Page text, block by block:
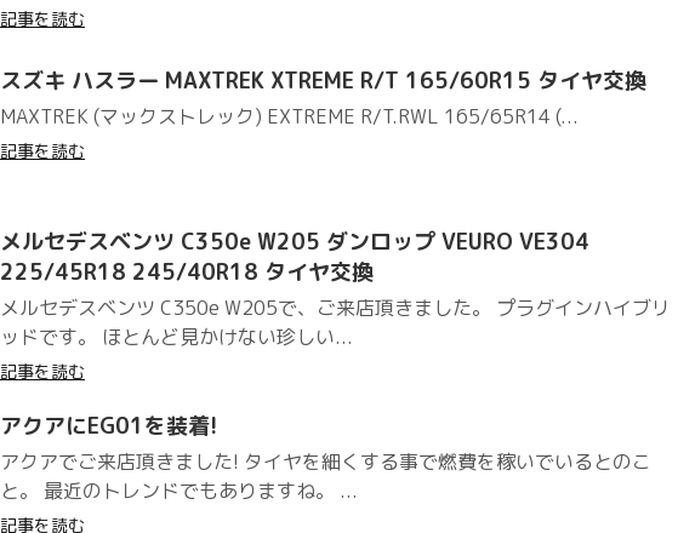
記事を読む
スズキ ハスラー MAXTREK XTREME R/T 165/60R15 タイヤ交換
MAXTREK (マックストレック) EXTREME R/T.RWL 165/65R14 (...
記事を読む
メルセデスベンツ C350e W205 ダンロップ VEURO VE304
225/45R18 245/40R18 タイヤ交換
メルセデスベンツ C350e W205で、ご来店頂きました。 プラグインハイブリ
ッドです。 ほとんど見かけない珍しい...
記事を読む
アクアにEG01を装着!
アクアでご来店頂きました! タイヤを細くする事で燃費を稼いでいるとのこ
と。 最近のトレンドでもありますね。 ...
記事を読む